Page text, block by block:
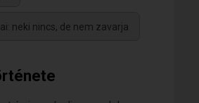
neki nincs, de nem zavarja